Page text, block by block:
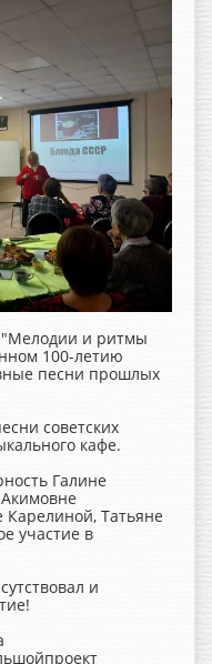
и ритмы
100-летию
песни прошлых
советских
кафе.
Галине
Татьяне
участие в
и